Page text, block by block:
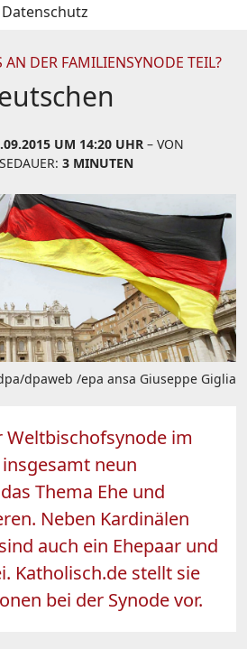
Datenschutz
DER FAMILIENSYNODE TEIL?
UM 14:20 UHR – VON
3 MINUTEN
dpaweb /epa ansa Giuseppe Giglia
Weltbischofsynode im
neun
Thema Ehe und
Neben Kardinälen
auch ein Ehepaar und
Katholisch.de stellt sie
bei der Synode vor.